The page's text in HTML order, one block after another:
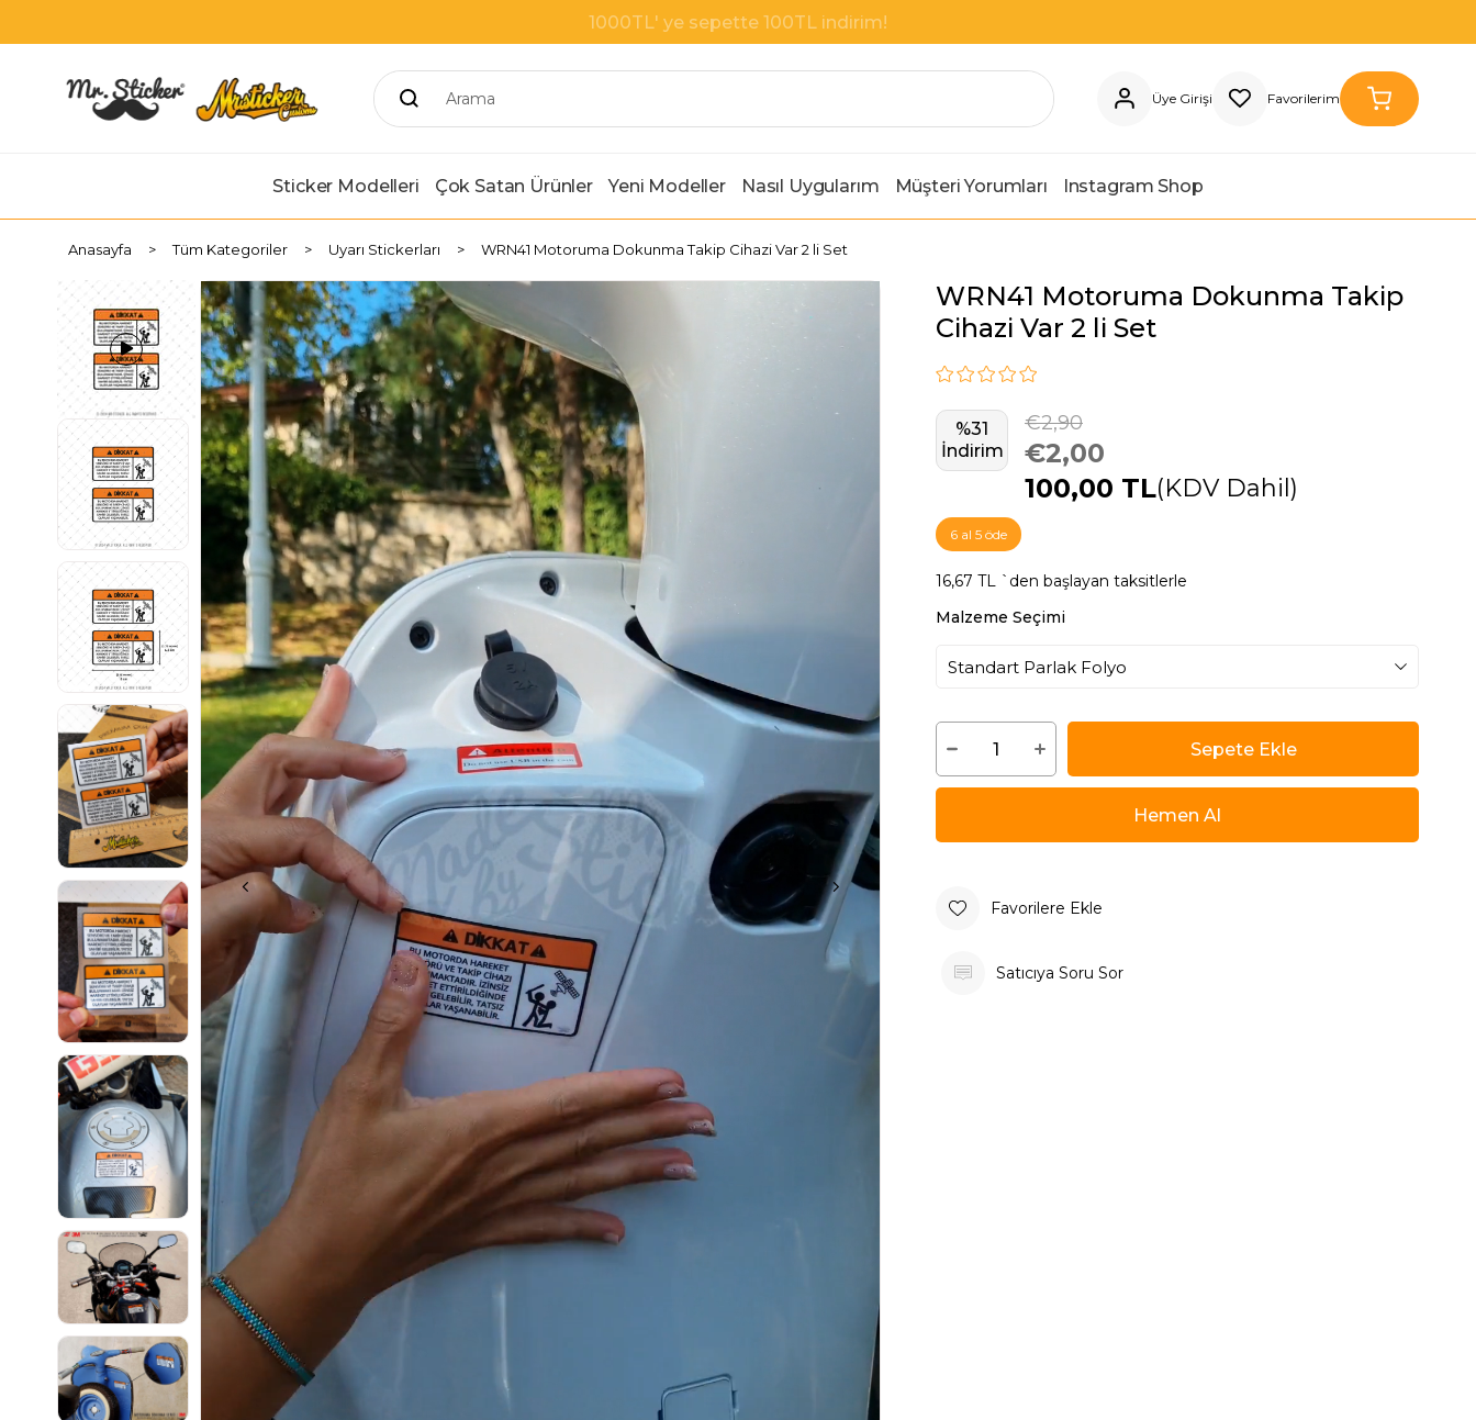
1000TL' ye sepette 100TL indirim!
Üye Girişi Favorilerim
Sticker Modelleri Çok Satan Ürünler Yeni Modeller Nasıl Uygularım Müşteri Yorumları Instagram Shop
Anasayfa Tüm Kategoriler Uyarı Stickerları WRN41 Motoruma Dokunma Takip Cihazi Var 2 li Set
WRN41 Motoruma Dokunma Takip
Cihazi Var 2 li Set
%31
İndirim
€2,90
€2,00
100,00 TL(KDV Dahil)
6 al 5 öde
16,67 TL `den başlayan taksitlerle
Malzeme Seçimi
Favorilere Ekle
Satıcıya Soru Sor